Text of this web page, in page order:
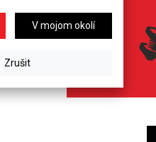
V mojom okolí